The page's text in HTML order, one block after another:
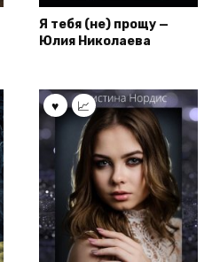
Я тебя (не) прощу —
Юлия Николаева